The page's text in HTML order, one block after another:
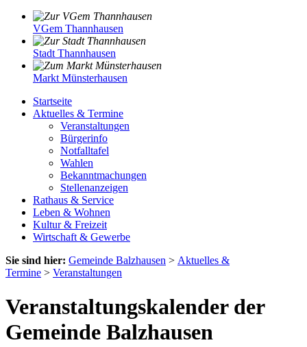
VGem Thannhausen
Stadt Thannhausen
Markt Münsterhausen
Startseite
Aktuelles & Termine
Veranstaltungen
Bürgerinfo
Notfalltafel
Wahlen
Bekanntmachungen
Stellenanzeigen
Rathaus & Service
Leben & Wohnen
Kultur & Freizeit
Wirtschaft & Gewerbe
Sie sind hier: Gemeinde Balzhausen > Aktuelles &
Termine > Veranstaltungen
Veranstaltungskalender der
Gemeinde Balzhausen